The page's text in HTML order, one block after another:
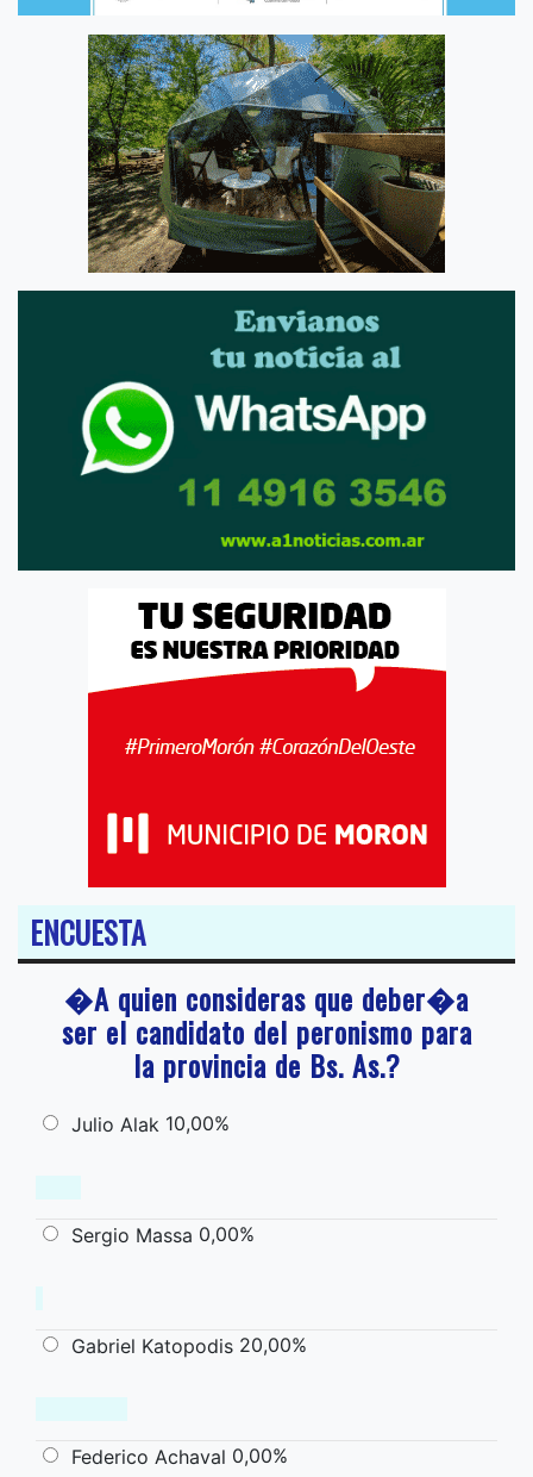
ENCUESTA
�A quien consideras que deber�a
ser el candidato del peronismo para
la provincia de Bs. As.?
Julio Alak 10,00%
Sergio Massa 0,00%
Gabriel Katopodis 20,00%
Federico Achaval 0,00%